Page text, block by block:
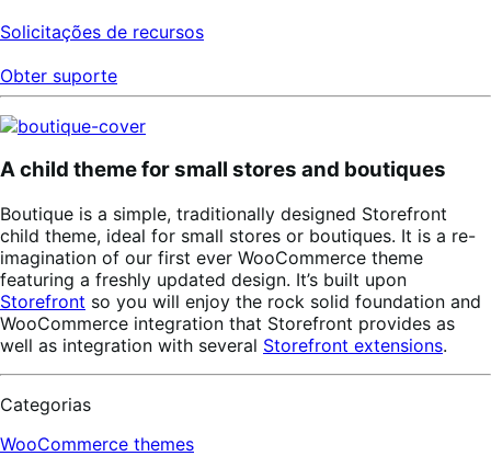
Solicitações de recursos
Obter suporte
A child theme for small stores and boutiques
Boutique is a simple, traditionally designed Storefront
child theme, ideal for small stores or boutiques. It is a re-
imagination of our first ever WooCommerce theme
featuring a freshly updated design. It’s built upon
Storefront so you will enjoy the rock solid foundation and
WooCommerce integration that Storefront provides as
well as integration with several Storefront extensions.
Categorias
WooCommerce themes